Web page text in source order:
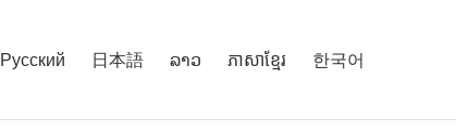
Русский 日本語 ລາວ ភាសាខ្មែរ 한국어